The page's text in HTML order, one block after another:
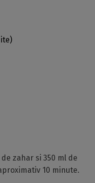
zahar si 350 ml de
10 minute.